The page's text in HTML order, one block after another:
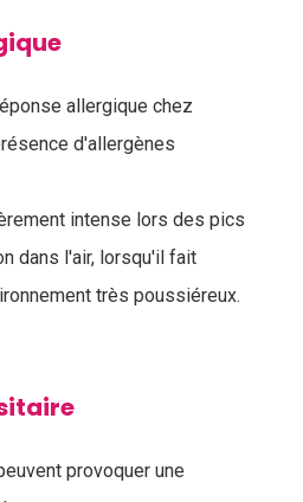
allergique chez
d'allergènes
intense lors des pics
dans l'air, lorsqu'il fait
très poussiéreux.
provoquer une